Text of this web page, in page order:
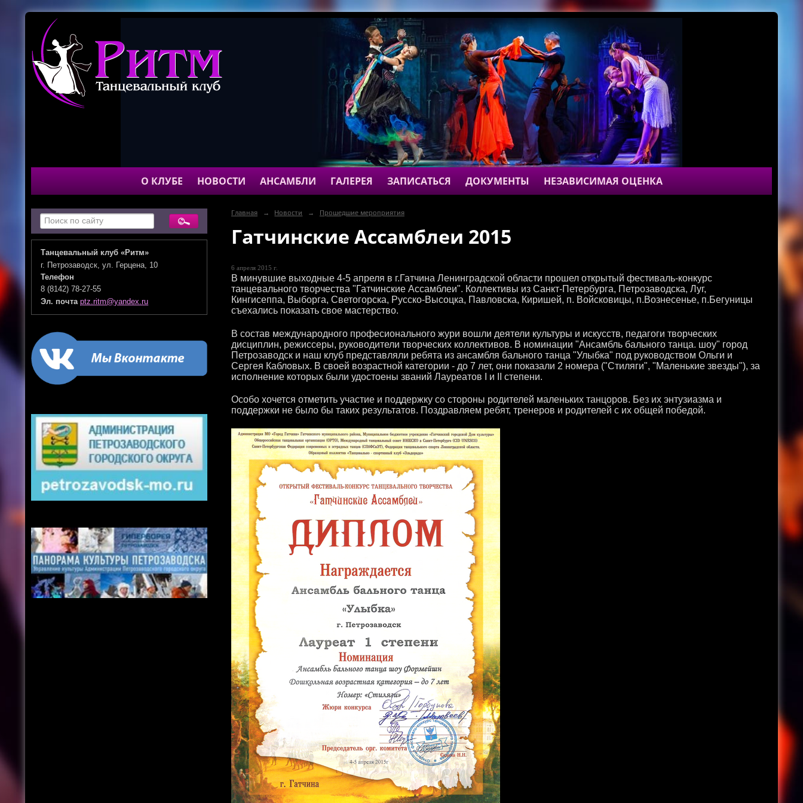
О КЛУБЕ НОВОСТИ АНСАМБЛИ ГАЛЕРЕЯ ЗАПИСАТЬСЯ ДОКУМЕНТЫ НЕЗАВИСИМАЯ ОЦЕНКА
Танцевальный клуб «Ритм»
г. Петрозаводск, ул. Герцена, 10
Телефон
8 (8142) 78-27-55
Эл. почта ptz.ritm@yandex.ru
Главная → Новости → Прошедшие мероприятия
Гатчинские Ассамблеи 2015
6 апреля 2015 г.
В минувшие выходные 4-5 апреля в г.Гатчина Ленинградской области прошел открытый фестиваль-конкурс
танцевального творчества "Гатчинские Ассамблеи". Коллективы из Санкт-Петербурга, Петрозаводска, Луг,
Кингисеппа, Выборга, Светогорска, Русско-Высоцка, Павловска, Киришей, п. Войсковицы, п.Вознесенье, п.Бегуницы
съехались показать свое мастерство.
В состав международного професионального жури вошли деятели культуры и искусств, педагоги творческих
дисциплин, режиссеры, руководители творческих коллективов. В номинации "Ансамбль бального танца. шоу" город
Петрозаводск и наш клуб представляли ребята из ансамбля бального танца "Улыбка" под руководством Ольги и
Сергея Кабловых. В своей возрастной категории - до 7 лет, они показали 2 номера ("Стиляги", "Маленькие звезды"), за
исполнение которых были удостоены званий Лауреатов I и II степени.
Особо хочется отметить участие и поддержку со стороны родителей маленьких танцоров. Без их энтузиазма и
поддержки не было бы таких результатов. Поздравляем ребят, тренеров и родителей с их общей победой.